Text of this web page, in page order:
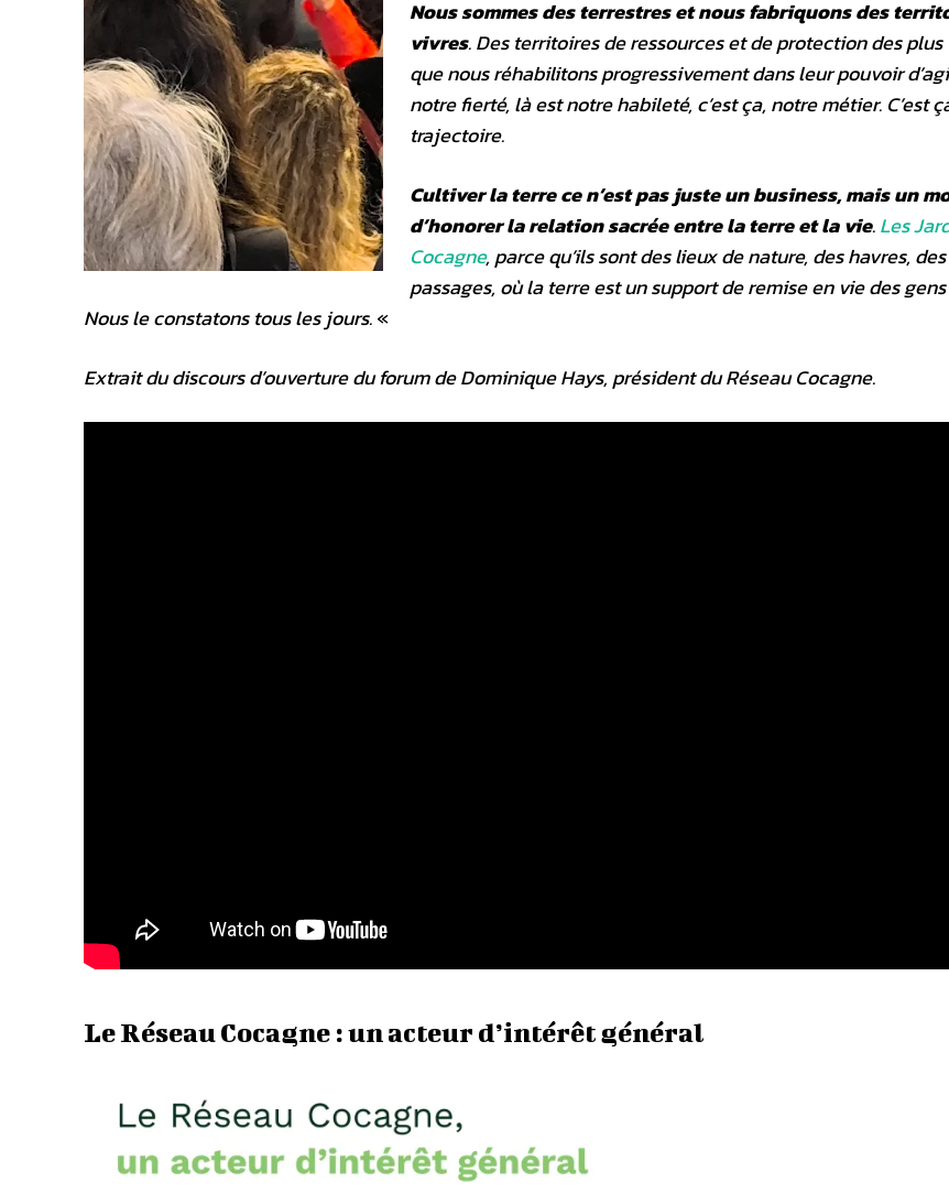
Nous sommes des terrestres et nous fabriquons des
vivres. Des territoires de ressources et de protection des
que nous réhabilitons progressivement dans leur pouvoir
notre fierté, là est notre habileté, c’est ça, notre métier. C’est
trajectoire.
Cultiver la terre ce n’est pas juste un business, mais un
d’honorer la relation sacrée entre la terre et la vie.Les
Cocagne, parce qu’ils sont des lieux de nature, des havres,
passages, où la terre est un support de remise en vie des
Nous le constatons tous les jours.«
Extrait du discours d’ouverture du forum de Dominique Hays, président du Réseau Cocagne.
Le Réseau Cocagne : un acteur d’intérêt général